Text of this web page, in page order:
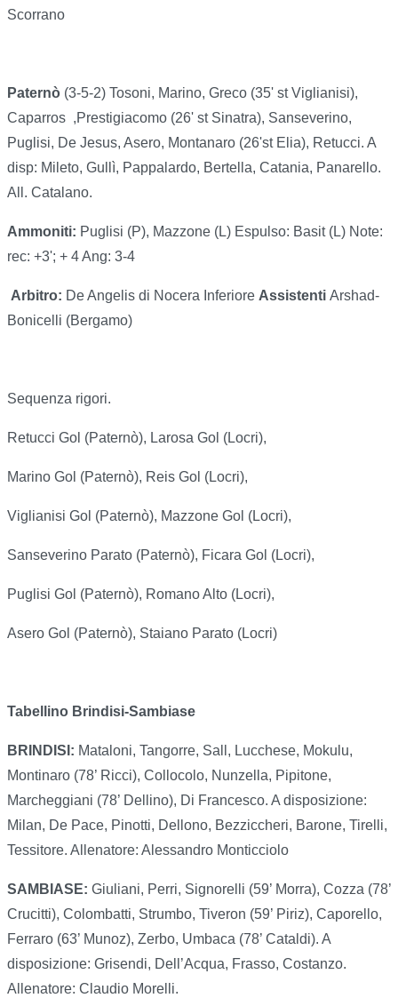
Scorrano
Paternò (3-5-2) Tosoni, Marino, Greco (35' st Viglianisi),
Caparros ,Prestigiacomo (26' st Sinatra), Sanseverino,
Puglisi, De Jesus, Asero, Montanaro (26'st Elia), Retucci. A
disp: Mileto, Gullì, Pappalardo, Bertella, Catania, Panarello.
All. Catalano.
Ammoniti: Puglisi (P), Mazzone (L) Espulso: Basit (L) Note:
rec: +3'; + 4 Ang: 3-4
Arbitro: De Angelis di Nocera Inferiore Assistenti Arshad-
Bonicelli (Bergamo)
Sequenza rigori.
Retucci Gol (Paternò), Larosa Gol (Locri),
Marino Gol (Paternò), Reis Gol (Locri),
Viglianisi Gol (Paternò), Mazzone Gol (Locri),
Sanseverino Parato (Paternò), Ficara Gol (Locri),
Puglisi Gol (Paternò), Romano Alto (Locri),
Asero Gol (Paternò), Staiano Parato (Locri)
Tabellino Brindisi-Sambiase
BRINDISI: Mataloni, Tangorre, Sall, Lucchese, Mokulu,
Montinaro (78’ Ricci), Collocolo, Nunzella, Pipitone,
Marcheggiani (78’ Dellino), Di Francesco. A disposizione:
Milan, De Pace, Pinotti, Dellono, Bezziccheri, Barone, Tirelli,
Tessitore. Allenatore: Alessandro Monticciolo
SAMBIASE: Giuliani, Perri, Signorelli (59’ Morra), Cozza (78’
Crucitti), Colombatti, Strumbo, Tiveron (59’ Piriz), Caporello,
Ferraro (63’ Munoz), Zerbo, Umbaca (78’ Cataldi). A
disposizione: Grisendi, Dell’Acqua, Frasso, Costanzo.
Allenatore: Claudio Morelli.